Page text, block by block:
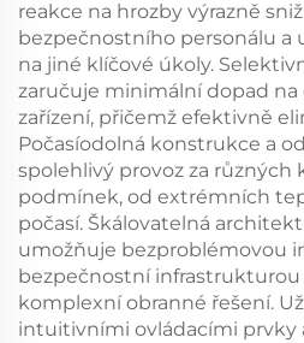
reakce na hrozby výrazně
bezpečnostního personálu a
na jiné klíčové úkoly.
zaručuje minimální dopad
zařízení, přičemž efektivně
Počasíodolná konstrukce a
spolehlivý provoz za různých
podmínek, od extrémních
počasí. Škálovatelná
umožňuje bezproblémovou
bezpečnostní
komplexní obranné řešení.
intuitivními ovládacími prvky